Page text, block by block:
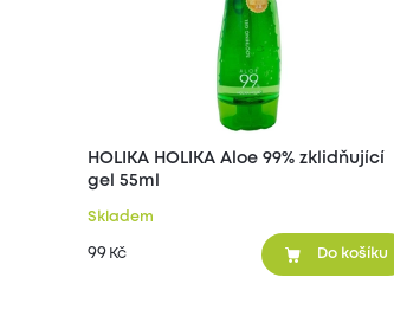
HOLIKA HOLIKA Aloe 99% zklidňující
gel 55ml
Skladem
99 Kč Do košíku